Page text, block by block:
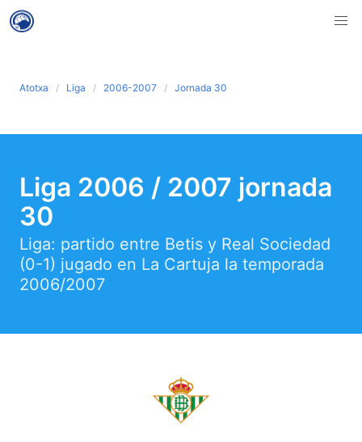
Atotxa Liga 2006-2007 Jornada 30
Liga 2006 / 2007 jornada
30
Liga: partido entre Betis y Real Sociedad
(0-1) jugado en La Cartuja la temporada
2006/2007